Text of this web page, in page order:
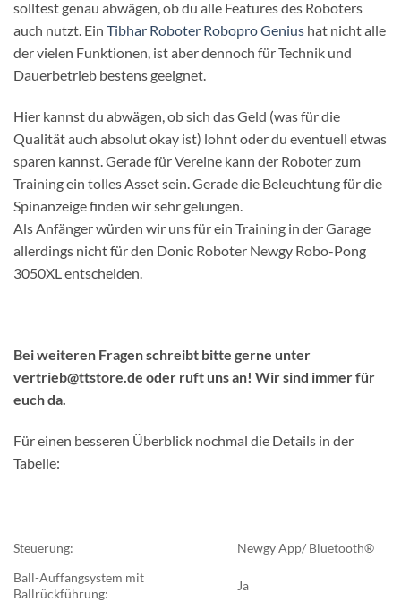
solltest genau abwägen, ob du alle Features des Roboters
auch nutzt. Ein Tibhar Roboter Robopro Genius hat nicht alle
der vielen Funktionen, ist aber dennoch für Technik und
Dauerbetrieb bestens geeignet.
Hier kannst du abwägen, ob sich das Geld (was für die
Qualität auch absolut okay ist) lohnt oder du eventuell etwas
sparen kannst. Gerade für Vereine kann der Roboter zum
Training ein tolles Asset sein. Gerade die Beleuchtung für die
Spinanzeige finden wir sehr gelungen.
Als Anfänger würden wir uns für ein Training in der Garage
allerdings nicht für den Donic Roboter Newgy Robo-Pong
3050XL entscheiden.
Bei weiteren Fragen schreibt bitte gerne unter
vertrieb@ttstore.de oder ruft uns an! Wir sind immer für
euch da.
Für einen besseren Überblick nochmal die Details in der
Tabelle:
Steuerung:
Newgy App/ Bluetooth®
Ball-Auffangsystem mit
Ballrückführung:
Ja